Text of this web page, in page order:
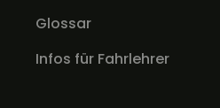
Glossar
Infos für Fahrlehrer